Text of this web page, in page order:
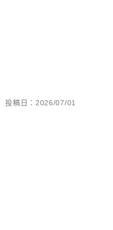
投稿日：2026/07/01